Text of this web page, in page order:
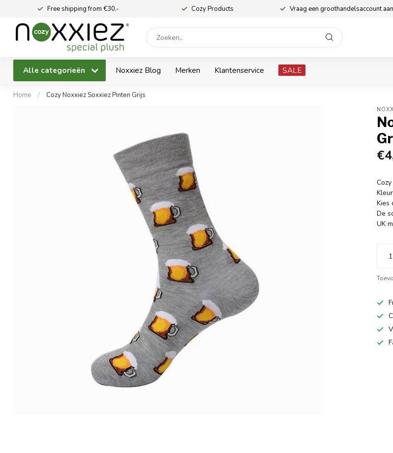
Free shipping from €30,- Cozy Products Vraag een groothandelsaccount aan
Alle categorieën Noxxiez Blog Merken Klantenservice SALE
Home / Cozy Noxxiez Soxxiez Pinten Grijs
Kies
De
UK